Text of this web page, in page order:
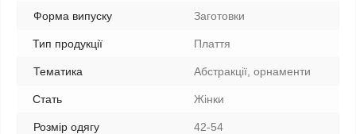
Форма випуску Заготовки
Тип продукції Плаття
Тематика Абстракції, орнаменти
Стать Жінки
Розмір одягу 42-54